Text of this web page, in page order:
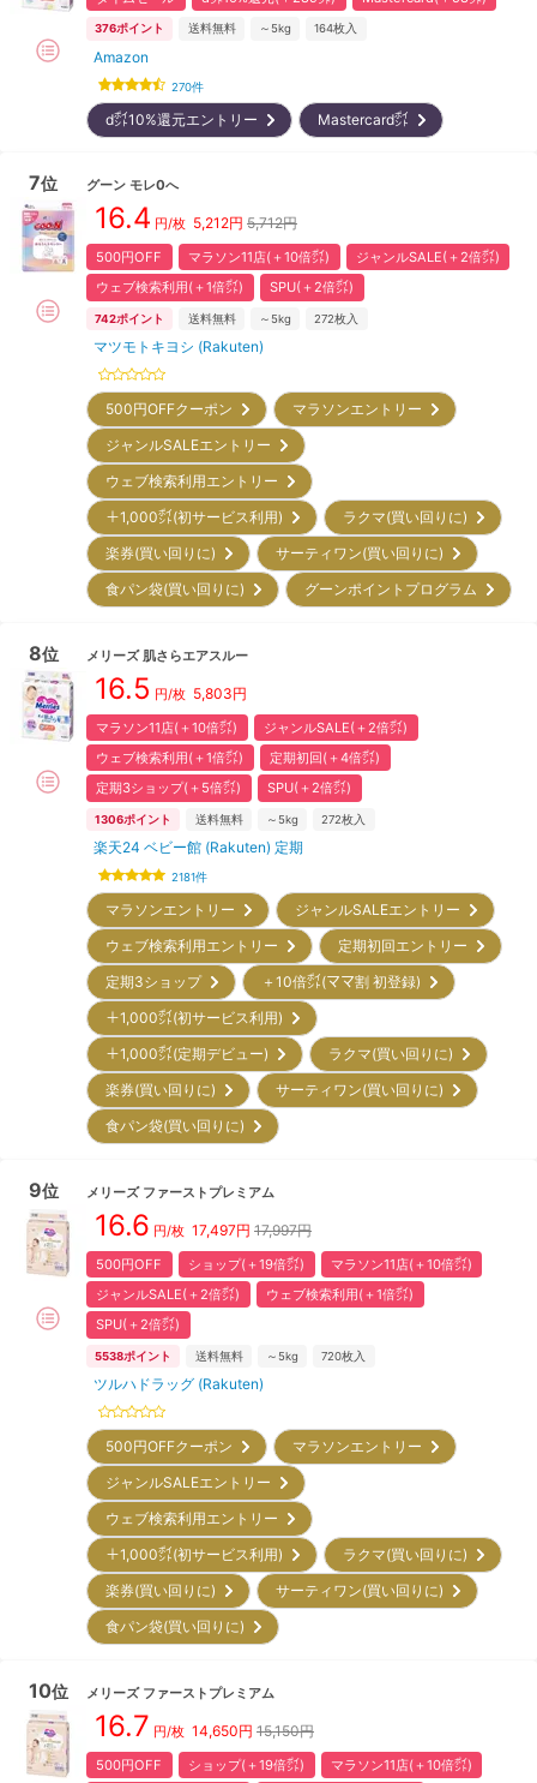
376ポイント 送料無料 ～5kg 164枚入
Amazon
270件
d㌽10%還元エントリー Mastercard㌽
7位 グーン モレ0へ
16.4 円/枚 5,212円 5,712円
500円OFF マラソン11店(＋10倍㌽)
ジャンルSALE(＋2倍㌽)
ウェブ検索利用(＋1倍㌽)
SPU(＋2倍㌽)
742ポイント 送料無料 ～5kg 272枚入
マツモトキヨシ (Rakuten)
500円OFFクーポン
マラソンエントリー
ジャンルSALEエントリー
ウェブ検索利用エントリー
＋1,000㌽(初サービス利用)
ラクマ(買い回りに)
楽券(買い回りに)
サーティワン(買い回りに)
食パン袋(買い回りに)
グーンポイントプログラム
8位 メリーズ 肌さらエアスルー
16.5 円/枚 5,803円
マラソン11店(＋10倍㌽)
ジャンルSALE(＋2倍㌽)
ウェブ検索利用(＋1倍㌽)
定期初回(＋4倍㌽)
定期3ショップ(＋5倍㌽)
SPU(＋2倍㌽)
1306ポイント 送料無料 ～5kg 272枚入
楽天24 ベビー館 (Rakuten) 定期
2181件
マラソンエントリー
ジャンルSALEエントリー
ウェブ検索利用エントリー
定期初回エントリー
定期3ショップ
＋10倍㌽(ママ割 初登録)
＋1,000㌽(初サービス利用)
＋1,000㌽(定期デビュー)
ラクマ(買い回りに)
楽券(買い回りに)
サーティワン(買い回りに)
食パン袋(買い回りに)
9位 メリーズ ファーストプレミアム
16.6 円/枚 17,497円 17,997円
500円OFF ショップ(＋19倍㌽)
マラソン11店(＋10倍㌽)
ジャンルSALE(＋2倍㌽)
ウェブ検索利用(＋1倍㌽)
SPU(＋2倍㌽)
5538ポイント 送料無料 ～5kg 720枚入
ツルハドラッグ (Rakuten)
500円OFFクーポン
マラソンエントリー
ジャンルSALEエントリー
ウェブ検索利用エントリー
＋1,000㌽(初サービス利用)
ラクマ(買い回りに)
楽券(買い回りに)
サーティワン(買い回りに)
食パン袋(買い回りに)
10位 メリーズ ファーストプレミアム
16.7 円/枚 14,650円 15,150円
500円OFF ショップ(＋19倍㌽)
マラソン11店(＋10倍㌽)